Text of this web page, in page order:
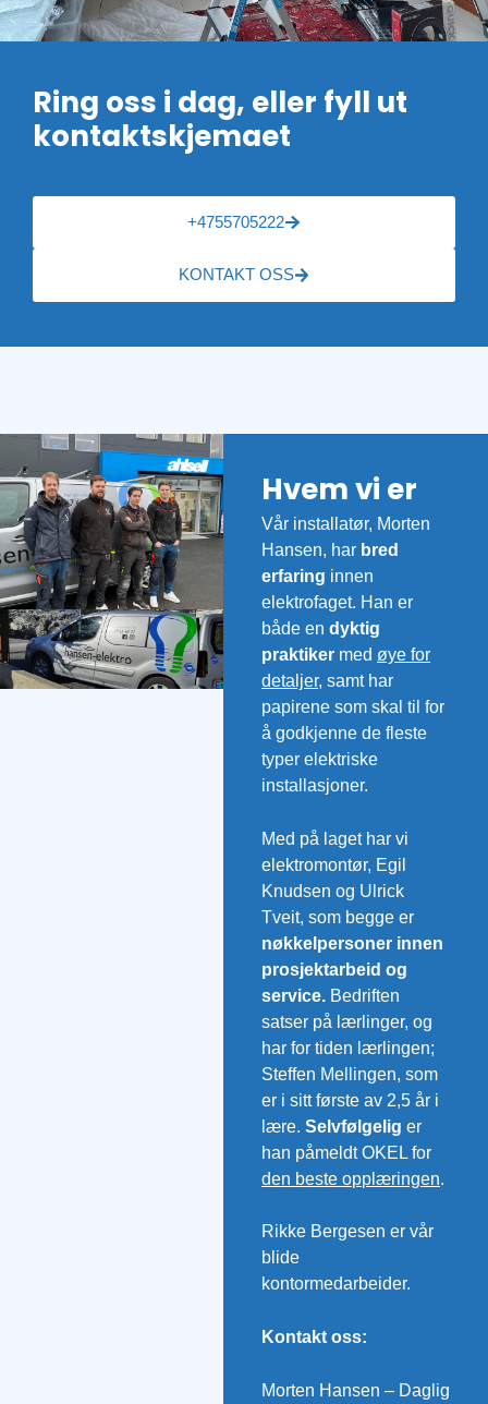
Ring oss i dag, eller fyll ut
kontaktskjemaet
+4755705222
KONTAKT OSS
Hvem vi er
Vår installatør, Morten
Hansen, har bred
erfaring innen
elektrofaget. Han er
både endyktig
praktiker med øye for
detaljer, samt har
papirene som skal til for
å godkjenne de fleste
typer elektriske
installasjoner.
Med på laget har vi
elektromontør, Egil
Knudsen og Ulrick
Tveit, som begge er
nøkkelpersoner innen
prosjektarbeid og
service. Bedriften
satser på lærlinger, og
har for tiden lærlingen;
Steffen Mellingen, som
er i sitt første av 2,5 år i
lære.Selvfølgelig er
han påmeldt OKEL for
den beste opplæringen.
Rikke Bergesen er vår
blide
kontormedarbeider.
Kontakt oss:
Morten Hansen – Daglig